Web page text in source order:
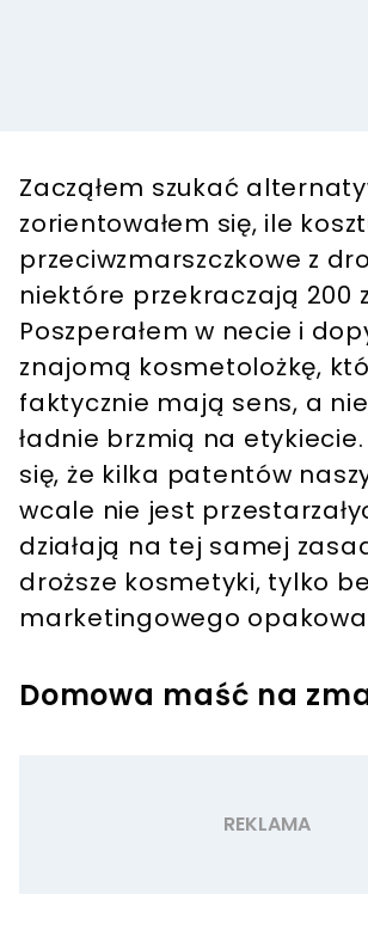
Zacząłem szukać
zorientowałem się, ile
przeciwzmarszczkowe z
niektóre przekraczają 200
Poszperałem w necie i
znajomą kosmetolożkę,
faktycznie mają sens, a
ładnie brzmią na etykiecie.
się, że kilka patentów
wcale nie jest
działają na tej samej
droższe kosmetyki, tylko
marketingowego
Domowa maść na